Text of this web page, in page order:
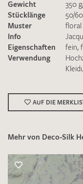
Ich bin damit
Die
genommen und
Gewicht
350
Stücklänge
50/
Muster
floral
Info
Eigenschaften
fein,
Verwendung
AUF DIE
Mehr von Deco-Silk